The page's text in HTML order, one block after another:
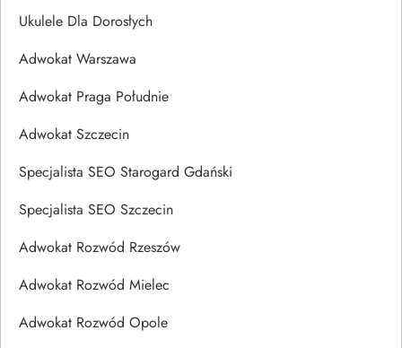
Ukulele Dla Dorosłych
Adwokat Warszawa
Adwokat Praga Południe
Adwokat Szczecin
Specjalista SEO Starogard Gdański
Specjalista SEO Szczecin
Adwokat Rozwód Rzeszów
Adwokat Rozwód Mielec
Adwokat Rozwód Opole